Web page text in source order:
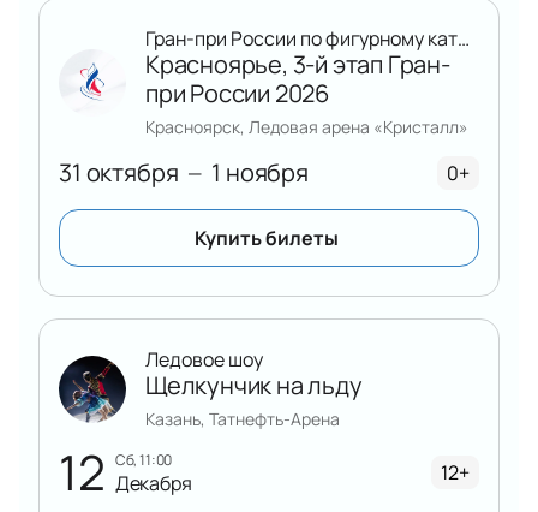
31 октября — 1 ноября
Гран-при России по фигурному катанию
Красноярье, 3-й этап Гран-
при России 2026
Красноярск, Ледовая арена «Кристалл»
0+
Купить билеты
12 сб, 11:00
Декабря
Ледовое шоу
Щелкунчик на льду
Казань, Татнефть-Арена
12+